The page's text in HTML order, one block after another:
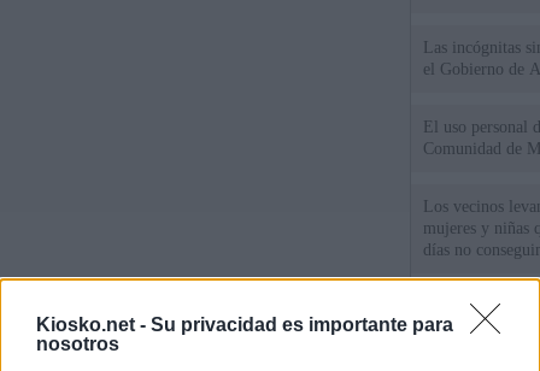
Kiosko.net - Su privacidad es importante para
nosotros
Las incógnitas
el Gobierno de
El uso personal
Comunidad de
Los vecinos
mujeres y niñas
días no
Meloni
mientras llama